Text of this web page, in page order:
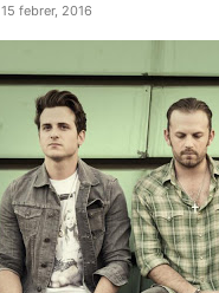
15 febrer, 2016